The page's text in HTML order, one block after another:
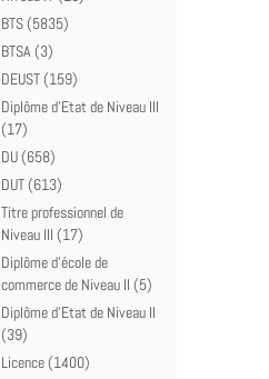
BTS (5835)
BTSA (3)
DEUST (159)
Diplôme d'Etat de Niveau III
(17)
DU (658)
DUT (613)
Titre professionnel de
Niveau III (17)
Diplôme d'école de
commerce de Niveau II (5)
Diplôme d'Etat de Niveau II
(39)
Licence (1400)